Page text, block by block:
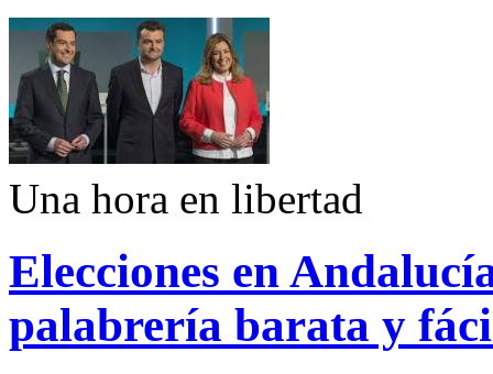
Una hora en libertad
Elecciones en
palabrería barata y